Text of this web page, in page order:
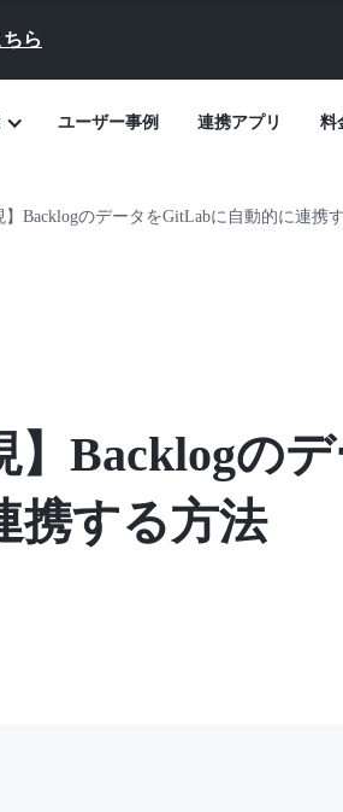
ら
ユーザー事例 連携アプリ 料
】BacklogのデータをGitLabに自動的に連携
】Backlogの
携する方法